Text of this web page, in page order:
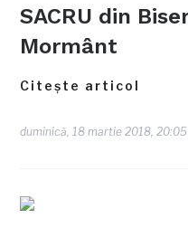
SACRU din
Mormânt
Citește articol
duminică, 18 martie 2018, 20:05